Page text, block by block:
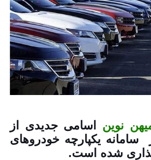
نوین اسامی جدیدی از
سامانه یکپارچه خودرو‌های
شده است.